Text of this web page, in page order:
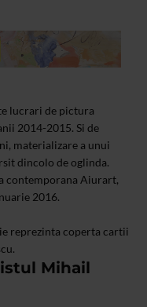
lucrari de pictura
2014-2015. Si de
materializare a unui
dincolo de oglinda.
contemporana Aiurart,
2016.
reprezinta coperta cartii
Mihail